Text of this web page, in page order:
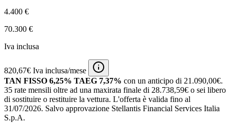
4.400 €
70.300 €
Iva inclusa
820,67€ Iva inclusa/mese
TAN FISSO 6,25% TAEG 7,37% con un anticipo di 21.090,00€.
35 rate mensili oltre ad una maxirata finale di 28.738,59€ o sei libero
di sostituire o restituire la vettura. L'offerta è valida fino al
31/07/2026. Salvo approvazione Stellantis Financial Services Italia
S.p.A.